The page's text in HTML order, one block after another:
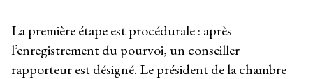
La première étape est procédurale : après
l’enregistrement du pourvoi, un conseiller
rapporteur est désigné. Le président de la chambre